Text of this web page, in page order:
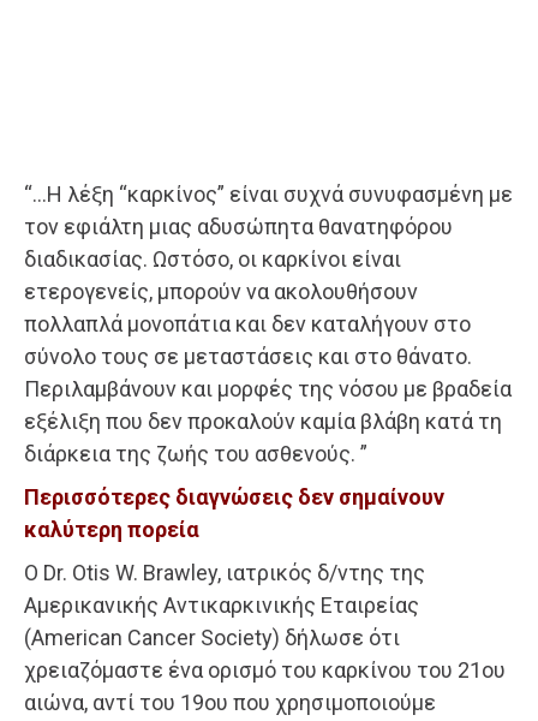
“…Η λέξη “καρκίνος” είναι συχνά συνυφασμένη με
τον εφιάλτη μιας αδυσώπητα θανατηφόρου
διαδικασίας. Ωστόσο, οι καρκίνοι είναι
ετερογενείς, μπορούν να ακολουθήσουν
πολλαπλά μονοπάτια και δεν καταλήγουν στο
σύνολο τους σε μεταστάσεις και στο θάνατο.
Περιλαμβάνουν και μορφές της νόσου με βραδεία
εξέλιξη που δεν προκαλούν καμία βλάβη κατά τη
διάρκεια της ζωής του ασθενούς. ”
Περισσότερες διαγνώσεις δεν σημαίνουν
καλύτερη πορεία
Ο Dr. Otis W. Brawley, ιατρικός δ/ντης της
Αμερικανικής Αντικαρκινικής Εταιρείας
(American Cancer Society) δήλωσε ότι
χρειαζόμαστε ένα ορισμό του καρκίνου του 21ου
αιώνα, αντί του 19ου που χρησιμοποιούμε